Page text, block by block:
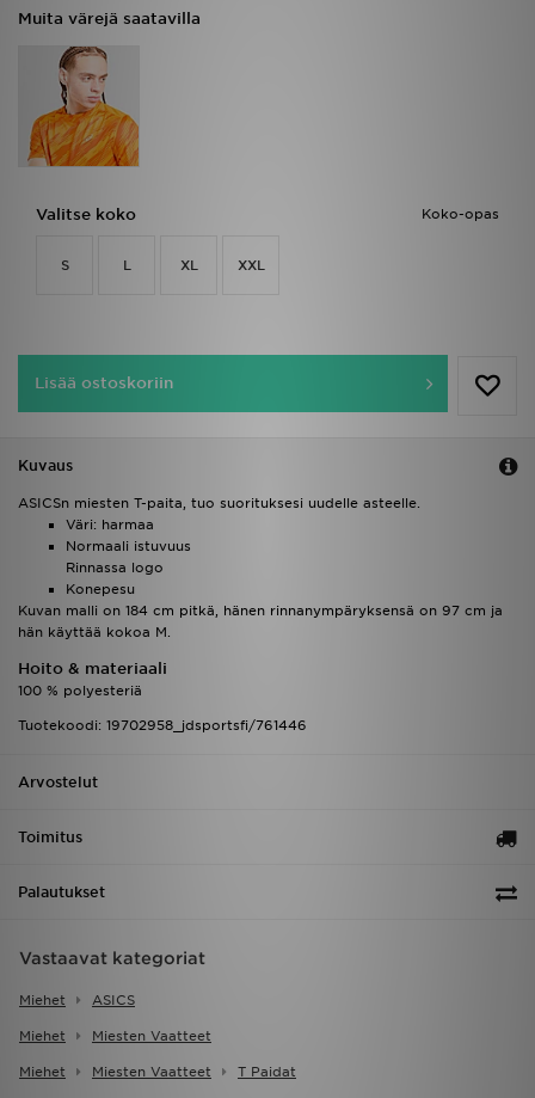
Muita värejä saatavilla
Koko-opas
Valitse koko
S L XL XXL
Lisää ostoskoriin
Kuvaus
ASICSn miesten T-paita, tuo suorituksesi uudelle asteelle.
Väri: harmaa
Normaali istuvuus
Rinnassa logo
Konepesu
Kuvan malli on 184 cm pitkä, hänen rinnanympäryksensä on 97 cm ja
hän käyttää kokoa M.
Hoito & materiaali
100 % polyesteriä
Tuotekoodi: 19702958_jdsportsfi/761446
Arvostelut
Toimitus
Palautukset
Vastaavat kategoriat
Miehet ASICS
Miehet Miesten Vaatteet
Miehet Miesten Vaatteet T Paidat